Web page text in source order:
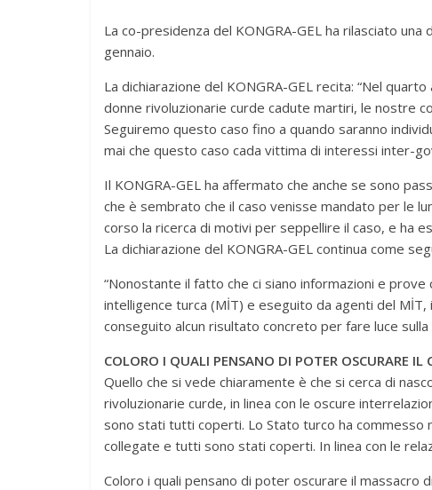
La co-presidenza del KONGRA-GEL ha rilasciato
gennaio.
La dichiarazione del KONGRA-GEL recita: “Nel
donne rivoluzionarie curde cadute martiri, le nostre
Seguiremo questo caso fino a quando saranno
mai che questo caso cada vittima di interessi inter-
Il KONGRA-GEL ha affermato che anche se sono
che è sembrato che il caso venisse mandato per le
corso la ricerca di motivi per seppellire il caso, e ha
La dichiarazione del KONGRA-GEL continua come
“Nonostante il fatto che ci siano informazioni e
intelligence turca (MİT) e eseguito da agenti del
conseguito alcun risultato concreto per fare luce sulla
COLORO I QUALI PENSANO DI POTER OSCURARE IL
Quello che si vede chiaramente è che si cerca di
rivoluzionarie curde, in linea con le oscure
sono stati tutti coperti. Lo Stato turco ha commesso
collegate e tutti sono stati coperti. In linea con le
Coloro i quali pensano di poter oscurare il massacro